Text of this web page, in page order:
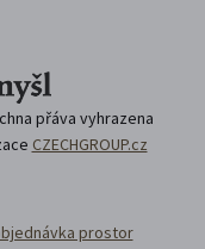
přáva vyhrazena
CZECHGROUP.cz
prostor